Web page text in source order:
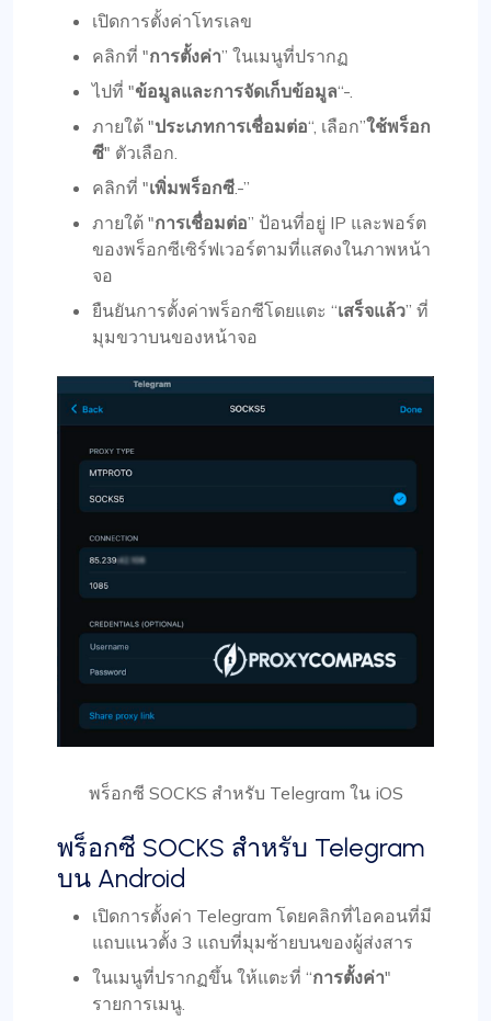
เปิดการตั้งค่าโทรเลข
คลิกที่ "การตั้งค่า” ในเมนูที่ปรากฏ
ไปที่ "ข้อมูลและการจัดเก็บข้อมูล“-.
ภายใต้ "ประเภทการเชื่อมต่อ“, เลือก”ใช้พร็อก
ซี" ตัวเลือก.
คลิกที่ "เพิ่มพร็อกซี.-”
ภายใต้ "การเชื่อมต่อ” ป้อนที่อยู่ IP และพอร์ต
ของพร็อกซีเซิร์ฟเวอร์ตามที่แสดงในภาพหน้า
จอ
ยืนยันการตั้งค่าพร็อกซีโดยแตะ “เสร็จแล้ว” ที่
มุมขวาบนของหน้าจอ
พร็อกซี SOCKS สำหรับ Telegram ใน iOS
พร็อกซี SOCKS สำหรับ Telegram
บน Android
เปิดการตั้งค่า Telegram โดยคลิกที่ไอคอนที่มี
แถบแนวตั้ง 3 แถบที่มุมซ้ายบนของผู้ส่งสาร
ในเมนูที่ปรากฏขึ้น ให้แตะที่ “การตั้งค่า"
รายการเมนู.